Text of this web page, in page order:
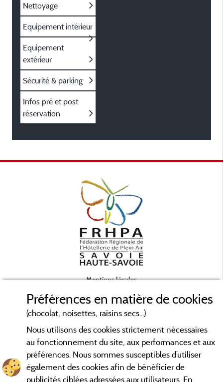
Nettoyage
Equipement intérieur
Equipement
extérieur
Sécurité & parking
Infos pré et post
réservation
Mentions légales
Contact
CGV
Préférences en matière de cookies
(chocolat, noisettes, raisins secs...)
Nous utilisons des cookies strictement nécessaires
au fonctionnement du site, aux performances et aux
préférences. Nous sommes susceptibles d’utiliser
également des cookies afin de bénéficier de
publicités ciblées adressées aux utilisateurs. En